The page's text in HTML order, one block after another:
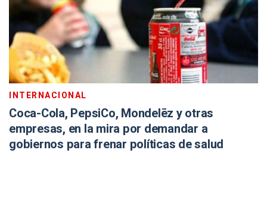
INTERNACIONAL
Coca-Cola, PepsiCo, Mondelēz y otras
empresas, en la mira por demandar a
gobiernos para frenar políticas de salud